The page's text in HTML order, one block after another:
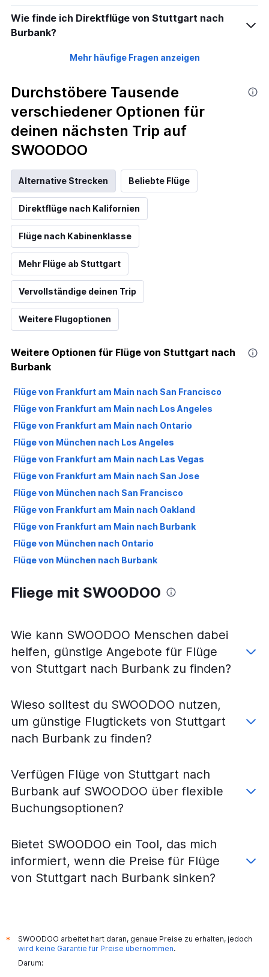
Wie finde ich Direktflüge von Stuttgart nach
Burbank?
Mehr häufige Fragen anzeigen
Durchstöbere Tausende
verschiedener Optionen für
deinen nächsten Trip auf
SWOODOO
Alternative Strecken Beliebte Flüge
Direktflüge nach Kalifornien
Flüge nach Kabinenklasse
Mehr Flüge ab Stuttgart
Vervollständige deinen Trip
Weitere Flugoptionen
Weitere Optionen für Flüge von Stuttgart nach
Burbank
Flüge von Frankfurt am Main nach San Francisco
Flüge von Frankfurt am Main nach Los Angeles
Flüge von Frankfurt am Main nach Ontario
Flüge von München nach Los Angeles
Flüge von Frankfurt am Main nach Las Vegas
Flüge von Frankfurt am Main nach San Jose
Flüge von München nach San Francisco
Flüge von Frankfurt am Main nach Oakland
Flüge von Frankfurt am Main nach Burbank
Flüge von München nach Ontario
Flüge von München nach Burbank
Flüge von Frankfurt am Main nach Sacramento
Flüge von Stuttgart nach Ontario
Flüge von München nach Las Vegas
Flüge von Stuttgart nach San Francisco
Flüge von Frankfurt am Main nach Reno
Flüge von Stuttgart nach San Jose
Flüge von Stuttgart nach Las Vegas
Flüge von München nach San Jose
Flüge von Frankfurt am Main nach Palm Springs
Flüge von München nach Santa Rosa
Flüge von Stuttgart nach San Diego
Flüge von Frankfurt am Main nach Santa Rosa
Flüge von Frankfurt am Main nach San Luis Obispo
Flüge von München nach Reno
Fliege mit SWOODOO
Wie kann SWOODOO Menschen dabei
helfen, günstige Angebote für Flüge
von Stuttgart nach Burbank zu finden?
Wieso solltest du SWOODOO nutzen,
um günstige Flugtickets von Stuttgart
nach Burbank zu finden?
Verfügen Flüge von Stuttgart nach
Burbank auf SWOODOO über flexible
Buchungsoptionen?
Bietet SWOODOO ein Tool, das mich
informiert, wenn die Preise für Flüge
von Stuttgart nach Burbank sinken?
*
SWOODOO arbeitet hart daran, genaue Preise zu erhalten, jedoch
wird keine Garantie für Preise übernommen.
Darum: